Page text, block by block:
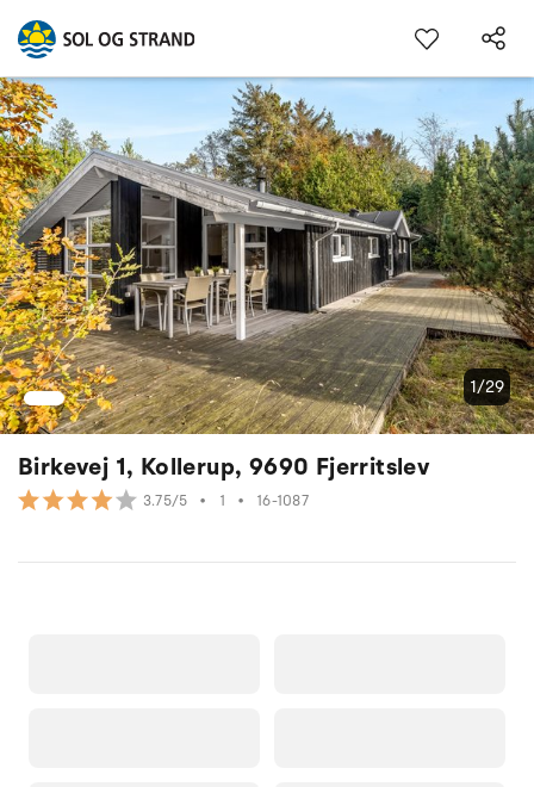
Birkevej 1, Kollerup, 9690 Fjerritslev
3.75/5 • 1 • 16-1087
1/29